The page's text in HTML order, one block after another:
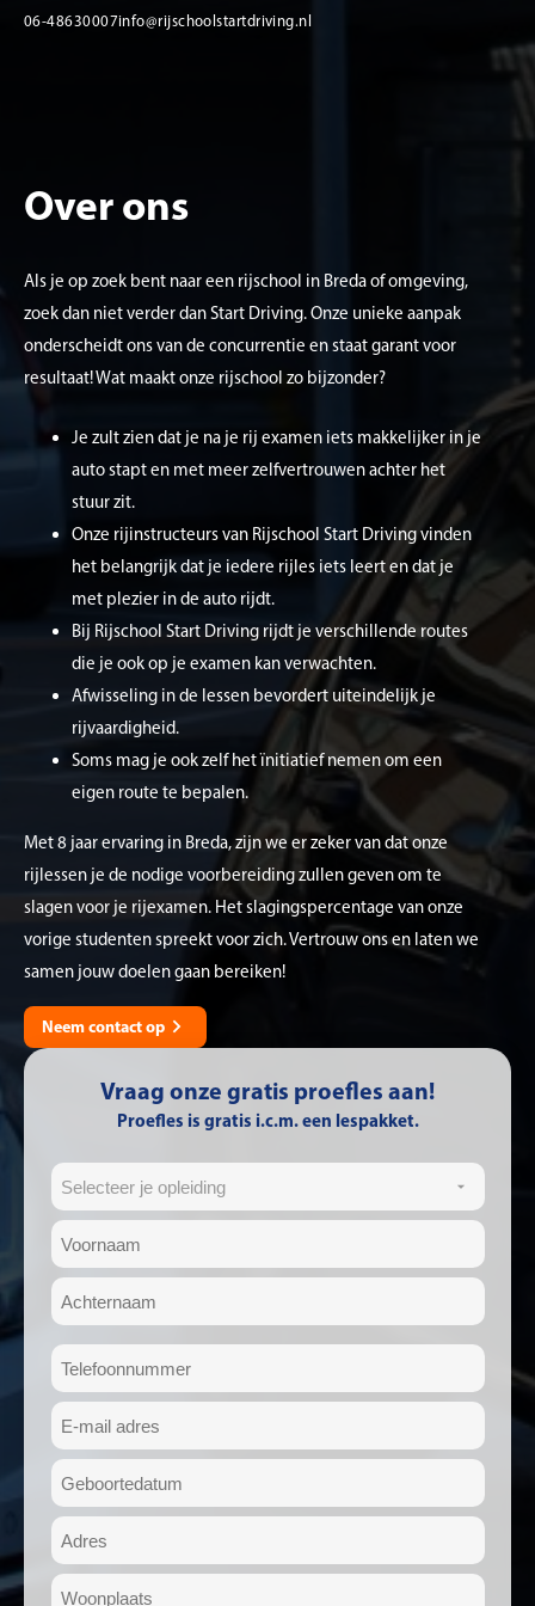
06-48630007info@rijschoolstartdriving.nl
Over ons
Als je op zoek bent naar een rijschool in Breda of omgeving,
zoek dan niet verder dan Start Driving. Onze unieke aanpak
onderscheidt ons van de concurrentie en staat garant voor
resultaat! Wat maakt onze rijschool zo bijzonder?
Je zult zien dat je na je rij ­examen iets makkelijker in je
auto stapt en met meer zelfvertrouwen achter het
stuur zit.
Onze rijinstructeurs van Rijschool Start Driving vinden
het belangrijk dat je iedere rijles iets leert en dat je
met plezier in de auto rijdt.
Bij Rijschool Start Driving rijdt je verschillende routes
die je ook op je examen kan verwachten.
Afwisseling in de lessen bevordert uiteindelijk je
rijvaardigheid.
Soms mag je ook zelf het ïnitiatief nemen om een
eigen route te bepalen.
Met 8 jaar ervaring in Breda, zijn we er zeker van dat onze
rijlessen je de nodige voorbereiding zullen geven om te
slagen voor je rijexamen. Het slagingspercentage van onze
vorige studenten spreekt voor zich. Vertrouw ons en laten we
samen jouw doelen gaan bereiken!
Neem contact op
Vraag onze gratis proefles aan!
Proefles is gratis i.c.m. een lespakket.
Opleiding
(Vereist)
Naam
(Vereist)
Voornaam
Achternaam
Telefoon
(Vereist)
E-
mailadres
(Vereist)
Geboortedatum
(Vereist)
DD
slash
MM
slash
Adres
(Vereist)
Woonplaats